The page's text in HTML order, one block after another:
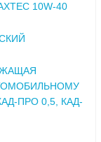
10W-40
ПРО 0,5, КАД-